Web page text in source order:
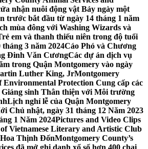
nhận nuôi động vật Bảy ngày một
trước bắt đầu từ ngày 14 tháng 1 năm
mùa đông với Washing Wizards và
em và thanh thiếu niên trong độ tuổi
3 năm 2024Cáo Phó và Chương
Đinh Văn CươngCác dự án dịch vụ
trong Quận Montgomery vào ngày
Luther King, JrMontgomery
Protection Cung cấp các
sinh Thân thiện với Môi trường
Lịch nghỉ lễ của Quận Montgomery
Chủ nhật, ngày 31 tháng 12 Năm 2023
1 Năm 2024Pictures and Video Clips
Vietnamese Literary and Artistic Club
Thịnh ĐốnMontgomery County’s
đã mở ghi danh xổ số hơn 400 chai